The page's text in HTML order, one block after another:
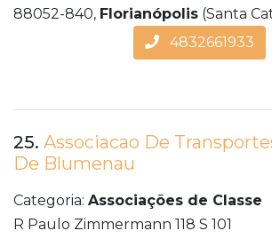
88052-840, Florianópolis (Santa
4832661933
25. Associacao De
De Blumenau
Categoria: Associações de Classe
R Paulo Zimmermann 118 S 101